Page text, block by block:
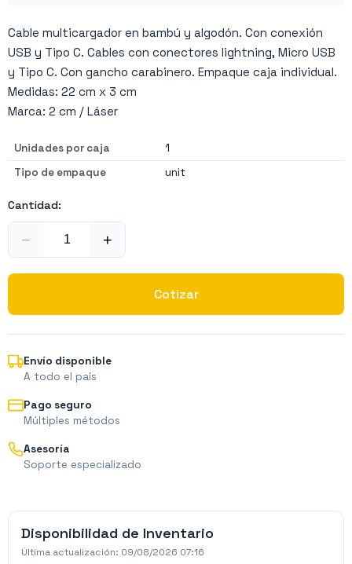
Cable multicargador en bambú y algodón. Con conexión
USB y Tipo C. Cables con conectores lightning, Micro USB
y Tipo C. Con gancho carabinero. Empaque caja individual.
Medidas: 22 cm x 3 cm
Marca: 2 cm / Láser
Unidades por caja
1
Tipo de empaque
unit
Cantidad:
− +
Cotizar
Envío disponible
A todo el país
Pago seguro
Múltiples métodos
Asesoría
Soporte especializado
Disponibilidad de Inventario
Última actualización: 09/08/2026 07:16